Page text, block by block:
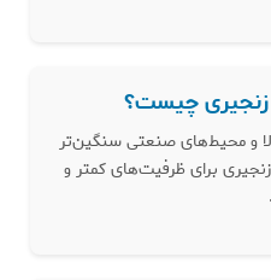
و محیط‌های صنعتی سنگین‌تر
برای ظرفیت‌های کمتر و